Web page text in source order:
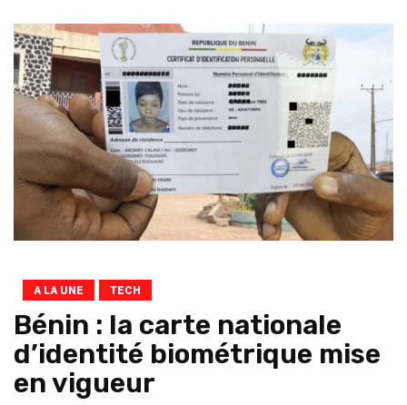
A LA UNE TECH
Bénin : la carte nationale
d’identité biométrique mise
en vigueur